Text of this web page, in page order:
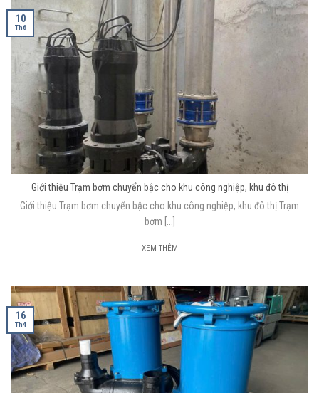
Giới thiệu Trạm bơm chuyển bậc cho khu công nghiệp, khu đô thị
Giới thiệu Trạm bơm chuyển bậc cho khu công nghiệp, khu đô thị Trạm
bơm [...]
XEM THÊM
10
Th6
16
Th4